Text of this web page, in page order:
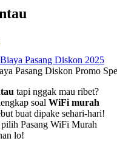
Pasang Diskon Promo
tapi nggak mau ribet?
soal WiFi murah
buat dipake sehari-hari!
Pasang WiFi Murah
lo!